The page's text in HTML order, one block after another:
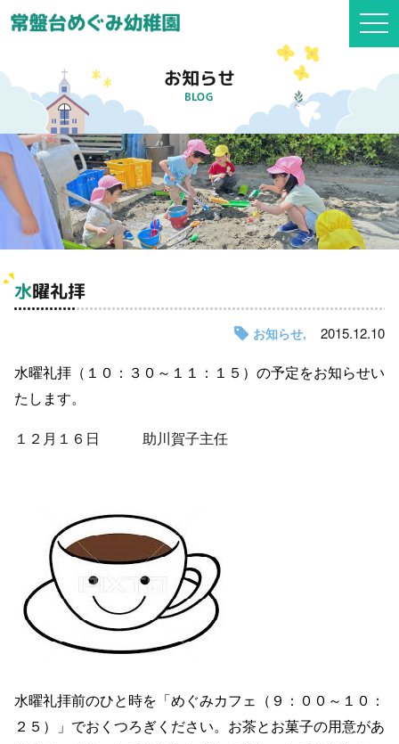
お知らせ
BLOG
水曜礼拝
お知らせ 2015.12.10
水曜礼拝（１０：３０～１１：１５）の予定をお知らせい
たします。
１２月１６日 助川賀子主任
水曜礼拝前のひと時を「めぐみカフェ（９：００～１０：
２５）」でおくつろぎください。お茶とお菓子の用意があ